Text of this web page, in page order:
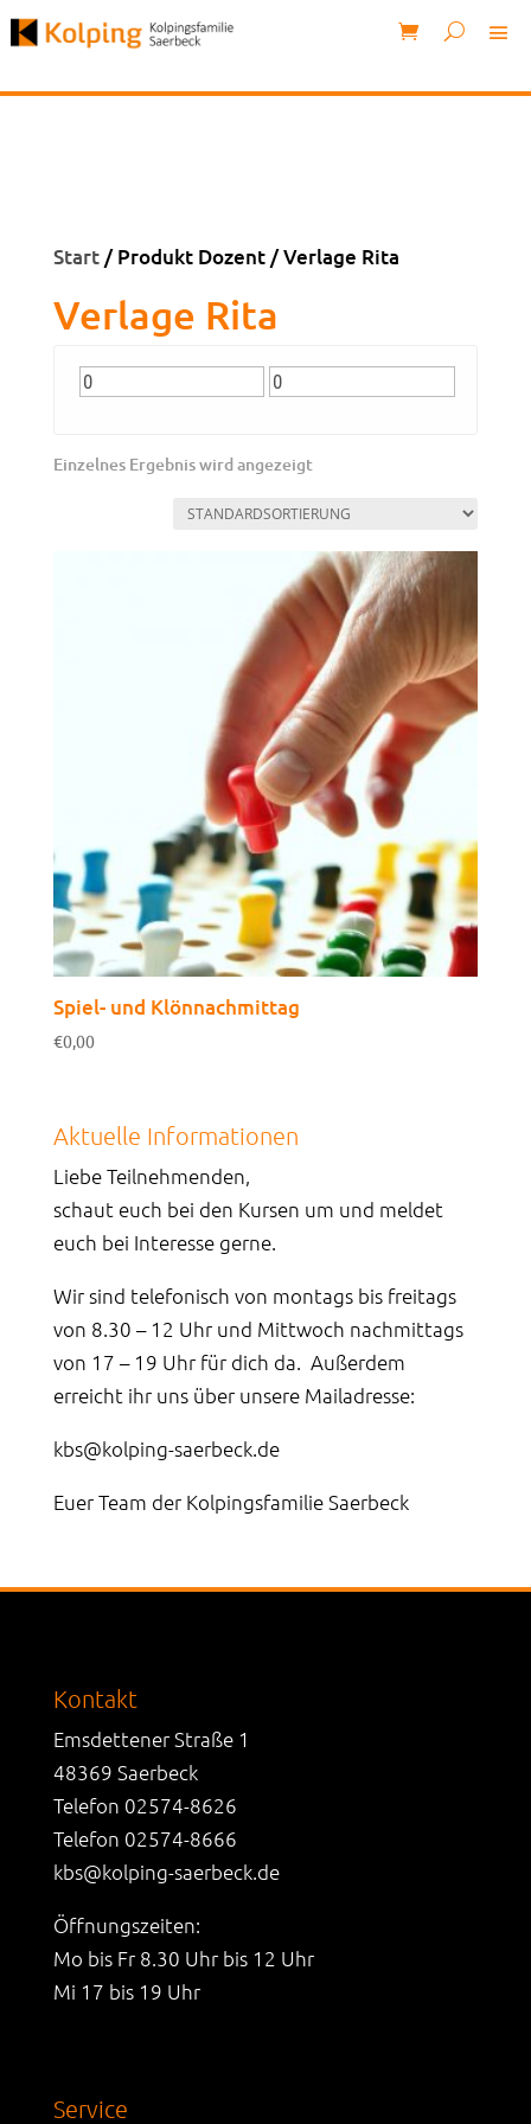
Start/ Produkt Dozent / Verlage Rita
Verlage Rita
Einzelnes Ergebnis wird angezeigt
Spiel- und Klönnachmittag
€0,00
Aktuelle Informationen
Liebe Teilnehmenden,
schaut euch bei den Kursen um und meldet
euch bei Interesse gerne.
Wir sind telefonisch von montags bis freitags
von 8.30 – 12 Uhr und Mittwoch nachmittags
von 17 – 19 Uhr für dich da. Außerdem
erreicht ihr uns über unsere Mailadresse:
kbs@kolping-saerbeck.de
Euer Team der Kolpingsfamilie Saerbeck
Kontakt
Emsdettener Straße 1
48369 Saerbeck
Telefon 02574-8626
Telefon 02574-8666
kbs@kolping-saerbeck.de
Öffnungszeiten:
Mo bis Fr 8.30 Uhr bis 12 Uhr
Mi 17 bis 19 Uhr
Service